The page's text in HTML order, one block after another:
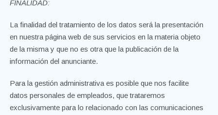
FINALIDAD:
La finalidad del tratamiento de los datos será la presentación
en nuestra página web de sus servicios en la materia objeto
de la misma y que no es otra que la publicación de la
información del anunciante.
Para la gestión administrativa es posible que nos facilite
datos personales de empleados, que trataremos
exclusivamente para lo relacionado con las comunicaciones